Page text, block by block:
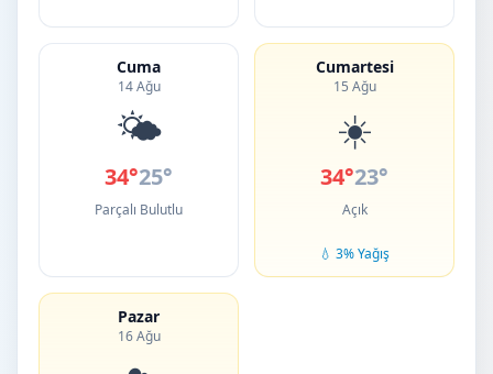
Cuma
14 Ağu
🌤️
34°25°
Parçalı Bulutlu
Cumartesi
15 Ağu
☀️
34°23°
Açık
💧 3% Yağış
Pazar
16 Ağu